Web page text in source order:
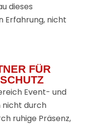
dieses
Erfahrung, nicht
FÜR
Event- und
nicht durch
ruhige Präsenz,